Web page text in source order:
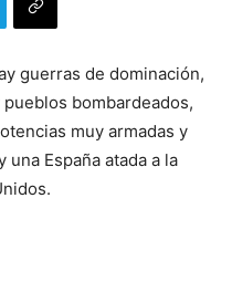
guerras de dominación,
bombardeados,
muy armadas y
una España atada a la